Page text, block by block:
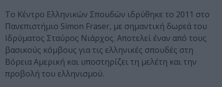
Το Κέντρο Ελληνικών Σπουδών ιδρύθηκε το 2011 στο
Πανεπιστήμιο Simon Fraser, με σημαντική δωρεά του
Ιδρύματος Σταύρος Νιάρχος. Αποτελεί έναν από τους
βασικούς κόμβους για τις ελληνικές σπουδές στη
Βόρεια Αμερική και υποστηρίζει τη μελέτη και την
προβολή του ελληνισμού.